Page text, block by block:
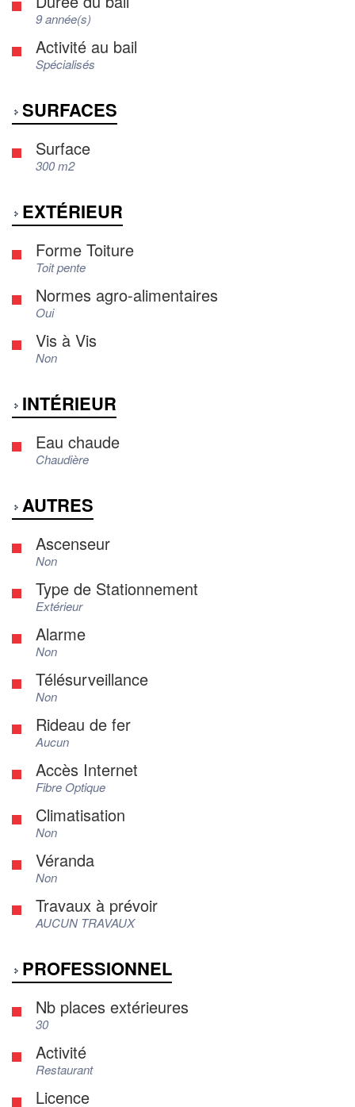
9 année(s)
Activité au bail
Spécialisés
SURFACES
Surface
300 m2
EXTÉRIEUR
Forme Toiture
Toit pente
Normes agro-alimentaires
Oui
Vis à Vis
Non
INTÉRIEUR
Eau chaude
Chaudière
AUTRES
Ascenseur
Non
Type de Stationnement
Extérieur
Alarme
Non
Télésurveillance
Non
Rideau de fer
Aucun
Accès Internet
Fibre Optique
Climatisation
Non
Véranda
Non
Travaux à prévoir
AUCUN TRAVAUX
PROFESSIONNEL
Nb places extérieures
30
Activité
Restaurant
Licence